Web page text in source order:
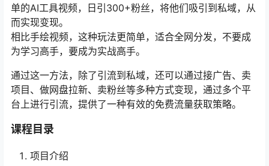
单的AI工具视频，日引300+粉丝，将他们吸引到私域，从
而实现变现。
相比手绘视频，这种玩法更简单，适合全网分发，不要成
为学习高手，要成为实战高手。
通过这一方法，除了引流到私域，还可以通过接广告、卖
项目、做网盘拉新、卖粉丝等多种方式变现，通过多个平
台上进行引流，提供了一种有效的免费流量获取策略。
课程目录
项目介绍